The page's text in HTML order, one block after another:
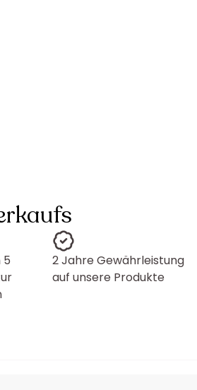
5
2 Jahre Gewährleistung
auf unsere Produkte